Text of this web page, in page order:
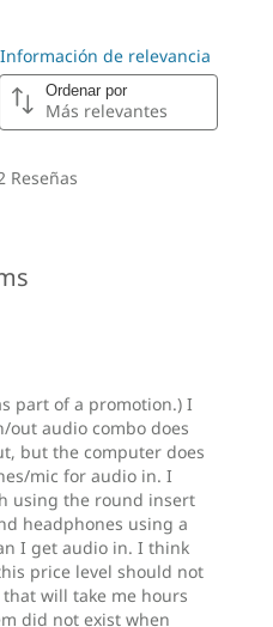
butadieno-estireno
posconsumo (PCC) en el
(PIC) y polietileno
del embalaje
Council
® (FSC)
ruido ultra bajo
de este producto. Los
y varían según el modelo elegido y